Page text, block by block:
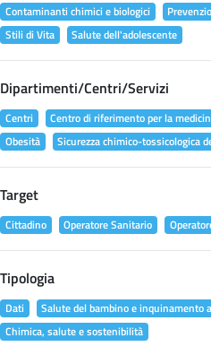
Contaminanti chimici e biologici
Stili di Vita
Salute dell'adolescente
Dipartimenti/Centri/Servizi
Centri Centro di riferimento per la
Obesità
Sicurezza chimico-tossicologica
Target
Cittadino Operatore Sanitario
Tipologia
Dati
Salute del bambino e inquinamento
Chimica, salute e sostenibilità